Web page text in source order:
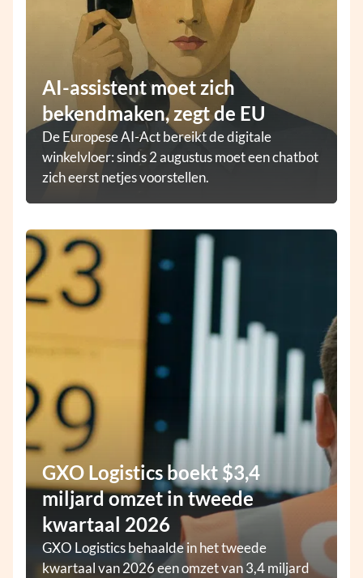
AI-assistent moet zich
bekendmaken, zegt de EU
De Europese AI-Act bereikt de digitale
winkelvloer: sinds 2 augustus moet een chatbot
zich eerst netjes voorstellen.
GXO Logistics boekt $3,4
miljard omzet in tweede
kwartaal 2026
GXO Logistics behaalde in het tweede
kwartaal van 2026 een omzet van 3,4 miljard